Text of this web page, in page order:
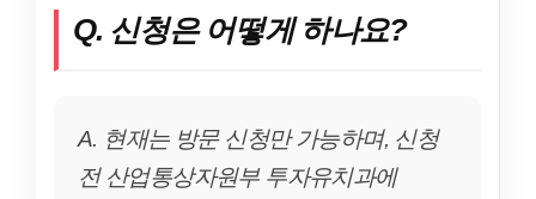
Q. 신청은 어떻게 하나요?
A. 현재는 방문 신청만 가능하며, 신청
전 산업통상자원부 투자유치과에